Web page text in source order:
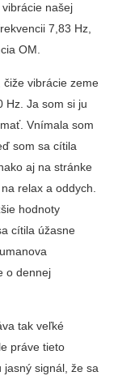
našej
7,83 Hz,
OM.
vibrácie zeme
Hz. Ja som si ju
Vnímala som
som sa cítila
aj na stránke
relax a oddych.
hodnoty
cítila úžasne
o dennej
tak veľké
práve tieto
signál, že sa